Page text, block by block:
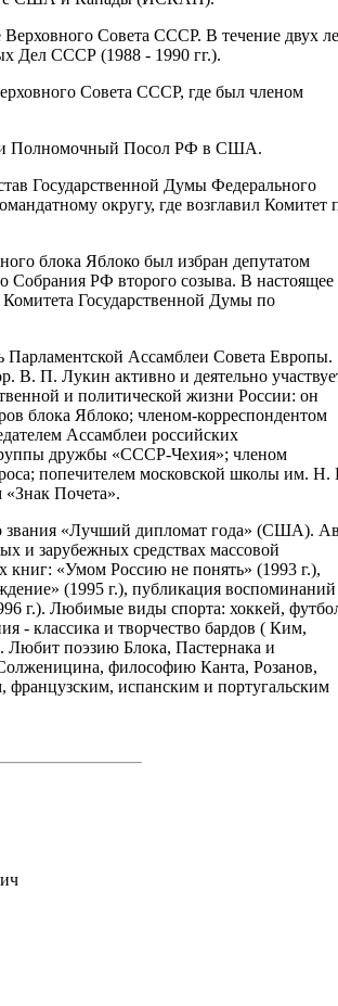
Верховного Совета СССР. В течение двух
Дел СССР (1988 - 1990 гг.).
Совета СССР, где был членом
и Полномочный Посол РФ в США.
Государственной Думы Федерального
округу, где возглавил Комитет
блока Яблоко был избран депутатом
Собрания РФ второго созыва. В настоящее
Комитета Государственной Думы по
Парламентской Ассамблеи Совета Европы.
В. П. Лукин активно и деятельно
и политической жизни России: он
блока Яблоко; членом-корреспондентом
Ассамблеи российских
дружбы «СССР-Чехия»; членом
попечителем московской школы им. Н.
Почета».
звания «Лучший дипломат года» (США).
и зарубежных средствах массовой
«Умом Россию не понять» (1993 г.),
(1995 г.), публикация воспоминаний
г.). Любимые виды спорта: хоккей,
- классика и творчество бардов ( Ким,
поэзию Блока, Пастернака и
философию Канта, Розанов,
испанским и португальским